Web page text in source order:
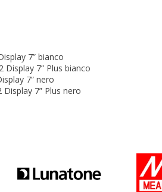
7” bianco
Display 7” Plus bianco
7” nero
7” Plus nero